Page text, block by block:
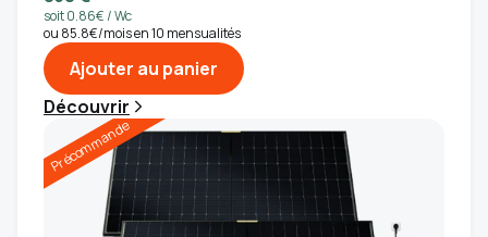
soit 0.86€ / Wc
ou 85.8€/mois en 10 mensualités
Ajouter au panier
Découvrir
Précommande